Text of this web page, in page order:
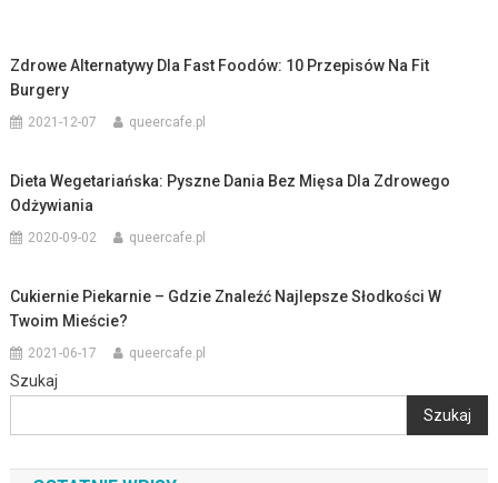
Zdrowe Alternatywy Dla Fast Foodów: 10 Przepisów Na Fit
Burgery
2021-12-07 queercafe.pl
Dieta Wegetariańska: Pyszne Dania Bez Mięsa Dla Zdrowego
Odżywiania
2020-09-02 queercafe.pl
Cukiernie Piekarnie – Gdzie Znaleźć Najlepsze Słodkości W
Twoim Mieście?
2021-06-17 queercafe.pl
Szukaj
Szukaj